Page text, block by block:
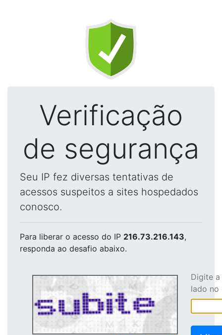
Verificação
de segurança
Seu IP fez diversas tentativas de
acessos suspeitos a sites hospedados
conosco.
Para liberar o acesso do IP 216.73.216.143,
responda ao desafio abaixo.
Digite
lado no